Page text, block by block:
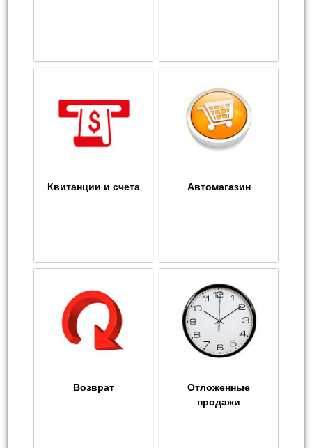
Квитанции и счета Автомагазин
Возврат
Отложенные
продажи